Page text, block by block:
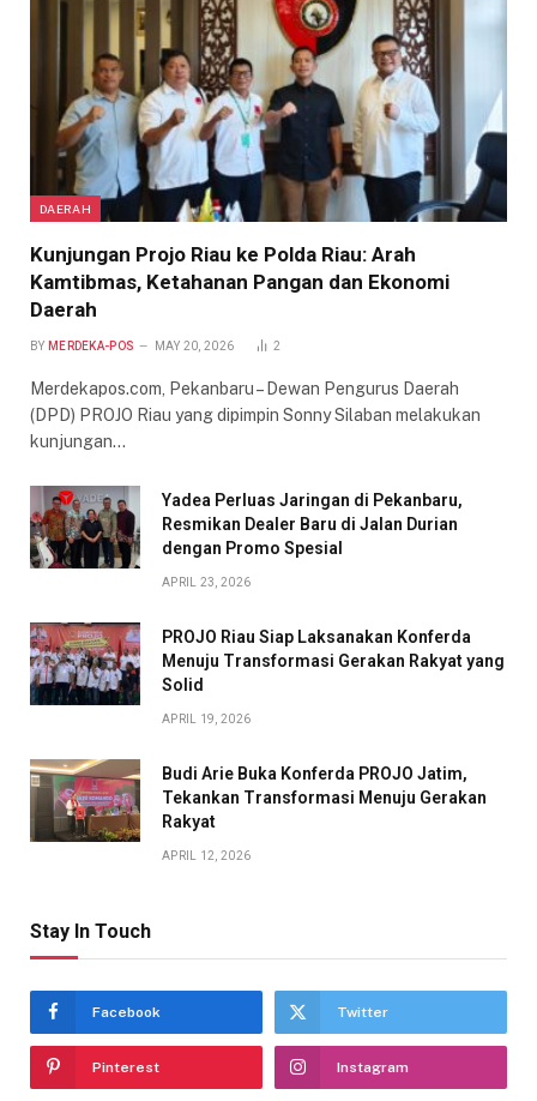
DAERAH
Kunjungan Projo Riau ke Polda Riau: Arah
Kamtibmas, Ketahanan Pangan dan Ekonomi
Daerah
BY MERDEKA-POS MAY 20, 2026 2
Merdekapos.com, Pekanbaru – Dewan Pengurus Daerah
(DPD) PROJO Riau yang dipimpin Sonny Silaban melakukan
kunjungan…
Yadea Perluas Jaringan di Pekanbaru,
Resmikan Dealer Baru di Jalan Durian
dengan Promo Spesial
APRIL 23, 2026
PROJO Riau Siap Laksanakan Konferda
Menuju Transformasi Gerakan Rakyat yang
Solid
APRIL 19, 2026
Budi Arie Buka Konferda PROJO Jatim,
Tekankan Transformasi Menuju Gerakan
Rakyat
APRIL 12, 2026
Stay In Touch
Facebook Twitter
Pinterest Instagram